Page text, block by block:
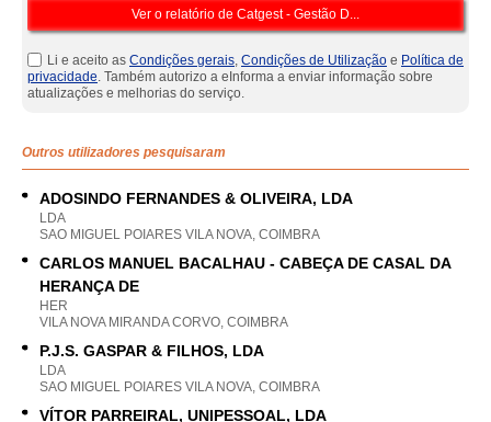
Li e aceito as Condições gerais, Condições de Utilização e Política de
privacidade. Também autorizo a eInforma a enviar informação sobre
atualizações e melhorias do serviço.
Outros utilizadores pesquisaram
ADOSINDO FERNANDES & OLIVEIRA, LDA
LDA
SAO MIGUEL POIARES VILA NOVA, COIMBRA
CARLOS MANUEL BACALHAU - CABEÇA DE CASAL DA
HERANÇA DE
HER
VILA NOVA MIRANDA CORVO, COIMBRA
P.J.S. GASPAR & FILHOS, LDA
LDA
SAO MIGUEL POIARES VILA NOVA, COIMBRA
VÍTOR PARREIRAL, UNIPESSOAL, LDA